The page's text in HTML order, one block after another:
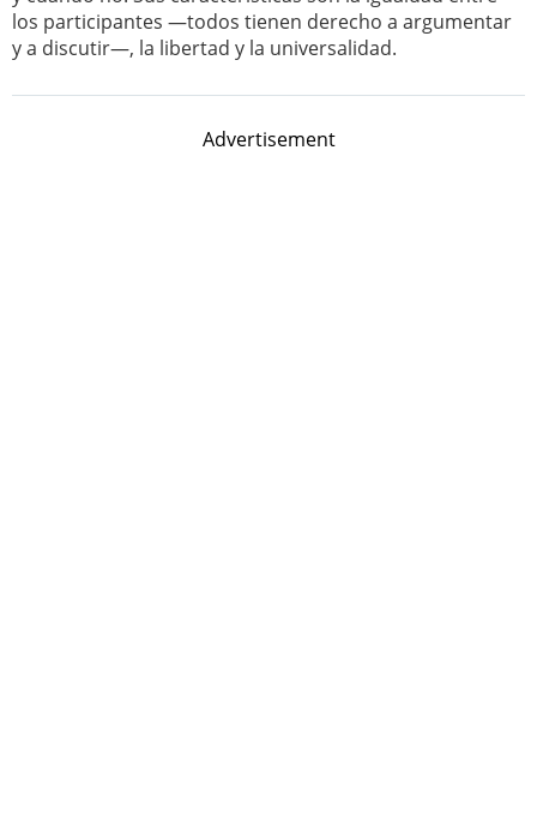
los participantes —todos tienen derecho a argumentar
y a discutir—, la libertad y la universalidad.
Advertisement